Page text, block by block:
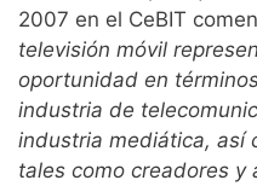
2007 en el CeBIT
televisión móvil
oportunidad en
industria de
industria mediática, así
tales como creadores y